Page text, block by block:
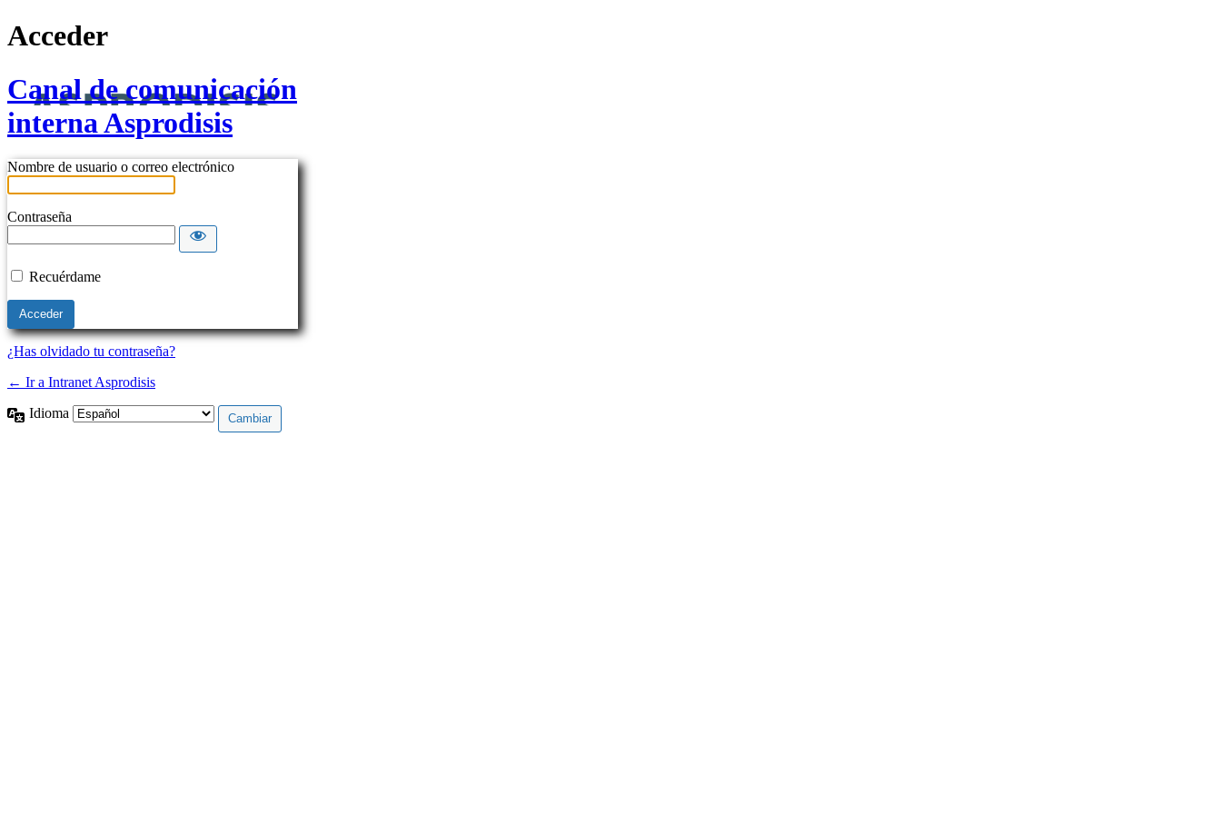
Acceder
Canal de comunicación
interna Asprodisis
Nombre de usuario o correo electrónico
Contraseña
Recuérdame
¿Has olvidado tu contraseña?
← Ir a Intranet Asprodisis
Idioma